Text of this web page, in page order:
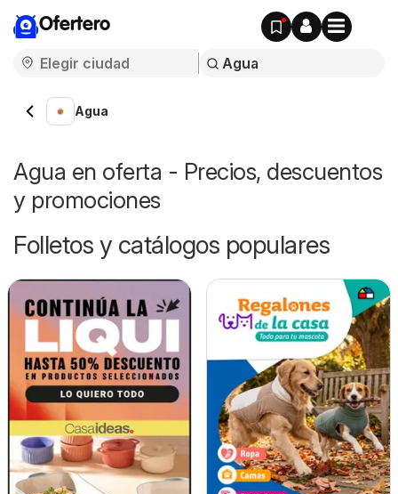
Ofertero
Agua
Agua en oferta - Precios, descuentos
y promociones
Folletos y catálogos populares